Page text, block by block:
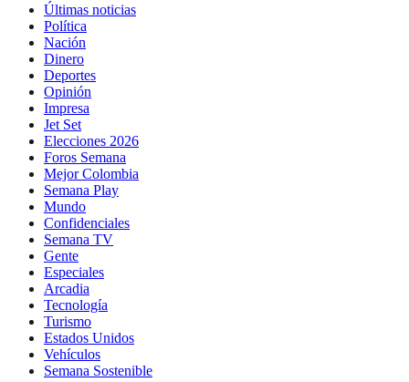
Últimas noticias
Política
Nación
Dinero
Deportes
Opinión
Impresa
Jet Set
Elecciones 2026
Foros Semana
Mejor Colombia
Semana Play
Mundo
Confidenciales
Semana TV
Gente
Especiales
Arcadia
Tecnología
Turismo
Estados Unidos
Vehículos
Semana Sostenible